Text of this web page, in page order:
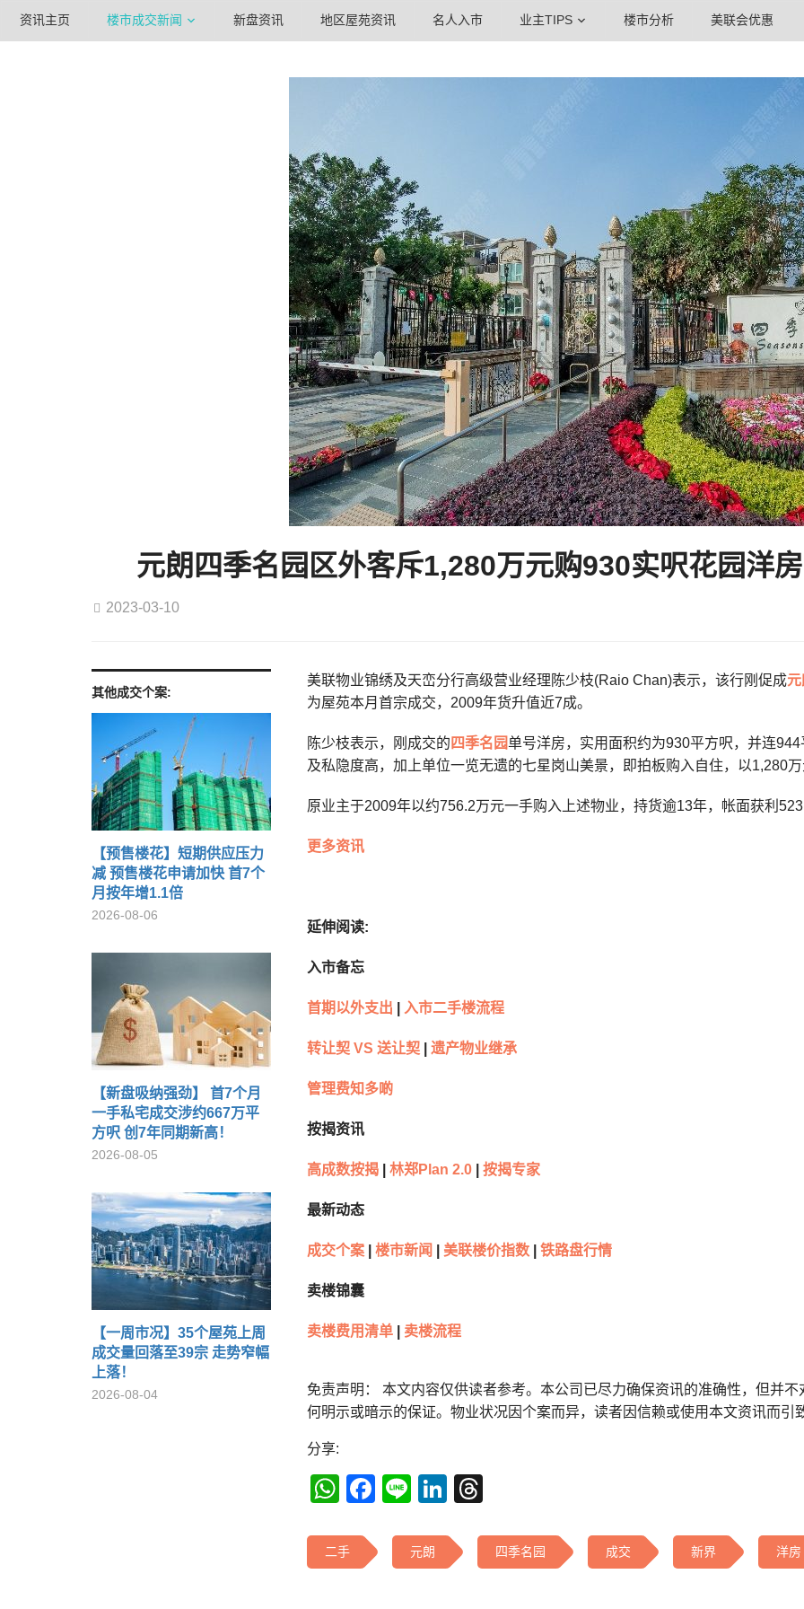
资讯主页 楼市成交新闻 新盘资讯 地区屋苑资讯 名人入市 业主TIPS 楼市分析 美联会优惠
元朗四季名园区外客斥1,280万元购930实呎花园洋
2023-03-10
其他成交个案:
【预售楼花】短期供应压力
减 预售楼花申请加快 首7个
月按年增1.1倍
2026-08-06
【新盘吸纳强劲】 首7个月
一手私宅成交涉约667万平
方呎 创7年同期新高！
2026-08-05
【一周市况】35个屋苑上周
成交量回落至39宗 走势窄幅
上落！
2026-08-04
美联物业锦绣及天峦分行高级营业经理陈少枝(Raio Chan)表示，该行刚促成元
为屋苑本月首宗成交，2009年货升值近7成。
陈少枝表示，刚成交的 四季名园单号洋房，实用面积约为930平方呎，并连
及私隐度高，加上单位一览无遗的七星岗山美景，即拍板购入自住，以1,280
原业主于2009年以约756.2万元一手购入上述物业，持货逾13年，帐面获利
更多资讯
延伸阅读:
入市备忘
首期以外支出 入市二手楼流程
转让契 VS 送让契 遗产物业继承
管理费知多啲
按揭资讯
高成数按揭 林郑Plan 2.0 按揭专家
最新动态
成交个案 楼市新闻 美联楼价指数 铁路盘行情
卖楼锦囊
卖楼费用清单 卖楼流程
免责声明： 本文内容仅供读者参考。本公司已尽力确保资讯的准确性，但并
何明示或暗示的保证。物业状况因个案而异，读者因信赖或使用本文资讯而引
分享:
WhatsApp
Facebook
LineLinkedIn
二手 元朗 四季名园 成交 新界 洋房